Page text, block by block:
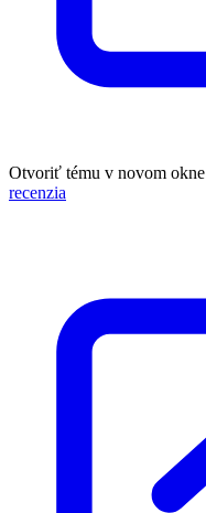
Otvoriť tému v novom okne
recenzia